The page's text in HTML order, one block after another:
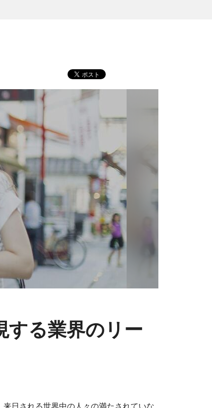
する業界のリー
日される世界中の人々の満たされていな